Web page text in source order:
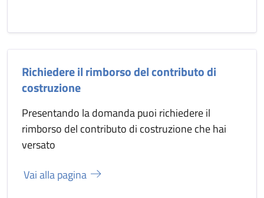
Richiedere il rimborso del contributo di
costruzione
Presentando la domanda puoi richiedere il
rimborso del contributo di costruzione che hai
versato
Vai alla pagina